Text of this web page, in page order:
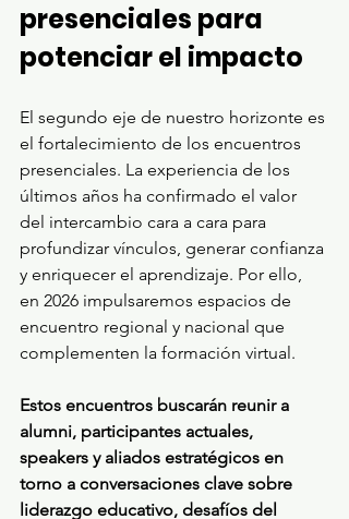
presenciales para
potenciar el impacto
El segundo eje de nuestro horizonte es
el fortalecimiento de los encuentros
presenciales. La experiencia de los
últimos años ha confirmado el valor
del intercambio cara a cara para
profundizar vínculos, generar confianza
y enriquecer el aprendizaje. Por ello,
en 2026 impulsaremos espacios de
encuentro regional y nacional que
complementen la formación virtual.
Estos encuentros buscarán reunir a
alumni, participantes actuales,
speakers y aliados estratégicos en
torno a conversaciones clave sobre
liderazgo educativo, desafíos del